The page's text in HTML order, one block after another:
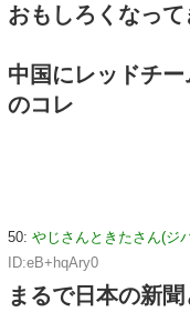
おもしろくなっ
中国にレッドチ
のコレ
50: やじさんときたさん(ジ
ID:eB+hqAry0
まるで日本の新